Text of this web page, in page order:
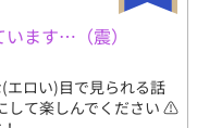
ます…（震）
エロい)目で見られる話
して楽しんでください ⚠︎︎